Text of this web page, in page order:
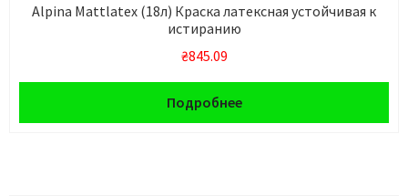
Alpina Mattlatex (18л) Краска латексная устойчивая к
истиранию
₴845.09
Подробнее